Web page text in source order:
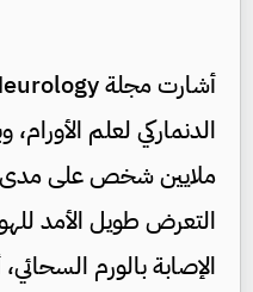
التعرض طويل الأمد
الإصابة بالورم